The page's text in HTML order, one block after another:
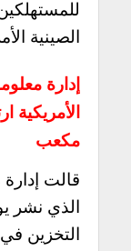
الصينية
إدارة
مكعب
قالت
الذي نشر
التخزين